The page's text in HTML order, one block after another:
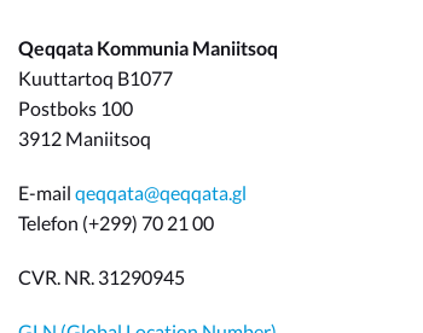
Qeqqata Kommunia Maniitsoq
Kuuttartoq B1077
Postboks 100
3912 Maniitsoq
E-mail qeqqata@qeqqata.gl
Telefon (+299) 70 21 00
CVR. NR. 31290945